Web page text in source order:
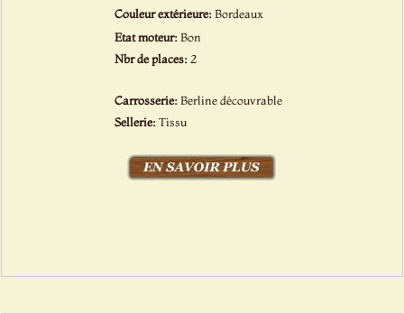
Couleur extérieure:Bordeaux
Etat moteur:Bon
Nbr de places: 2
Carrosserie:Berline découvrable
Sellerie:Tissu